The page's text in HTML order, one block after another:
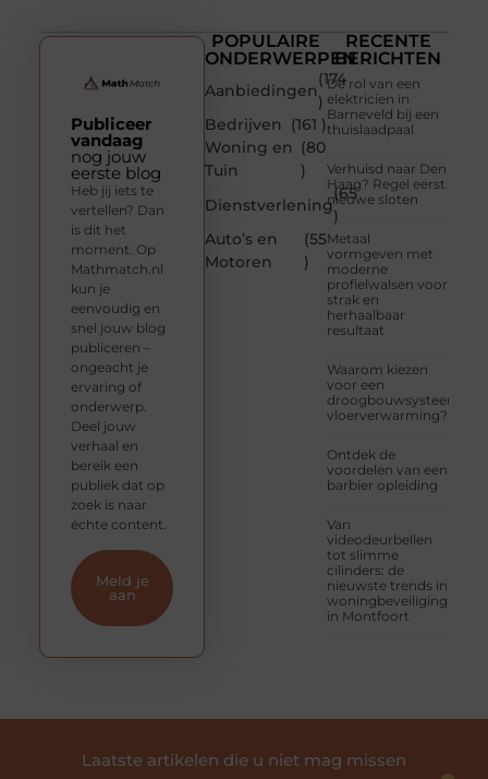
POPULAIRE
ONDERWERPEN
Aanbiedingen
(174
)
Bedrijven
(161 )
Woning en
Tuin
(80
)
Dienstverlening
(65
)
Auto’s en
Motoren
(55
)
RECENTE
BERICHTEN
De rol van een
elektricien in
Barneveld bij een
thuislaadpaal
Verhuisd naar Den
Haag? Regel eerst
nieuwe sloten
Metaal
vormgeven met
moderne
profielwalsen voor
strak en
herhaalbaar
resultaat
Waarom kiezen
voor een
droogbouwsysteem
vloerverwarming?
Ontdek de
voordelen van een
barbier opleiding
Van
videodeurbellen
tot slimme
cilinders: de
nieuwste trends in
woningbeveiliging
in Montfoort
Publiceer
vandaag
nog jouw
eerste blog
Heb jij iets te
vertellen? Dan
is dit het
moment. Op
Mathmatch.nl
kun je
eenvoudig en
snel jouw blog
publiceren –
ongeacht je
ervaring of
onderwerp.
Deel jouw
verhaal en
bereik een
publiek dat op
zoek is naar
échte content.
Meld je
aan
Laatste artikelen die u niet mag missen